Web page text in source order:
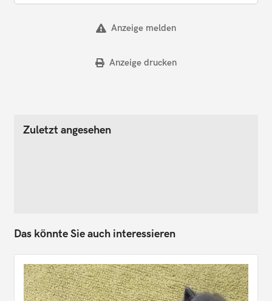
Anzeige melden
Anzeige drucken
Zuletzt angesehen
Das könnte Sie auch interessieren